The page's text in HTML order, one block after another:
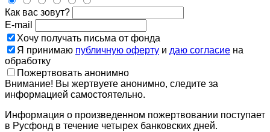
Как вас зовут?
E-mail
Хочу получать письма от фонда
Я принимаю публичную оферту и даю согласие на
обработку
Пожертвовать анонимно
Внимание! Вы жертвуете анонимно, следите за
информацией самостоятельно.
Информация о произведенном пожертвовании поступает
в Русфонд в течение четырех банковских дней.